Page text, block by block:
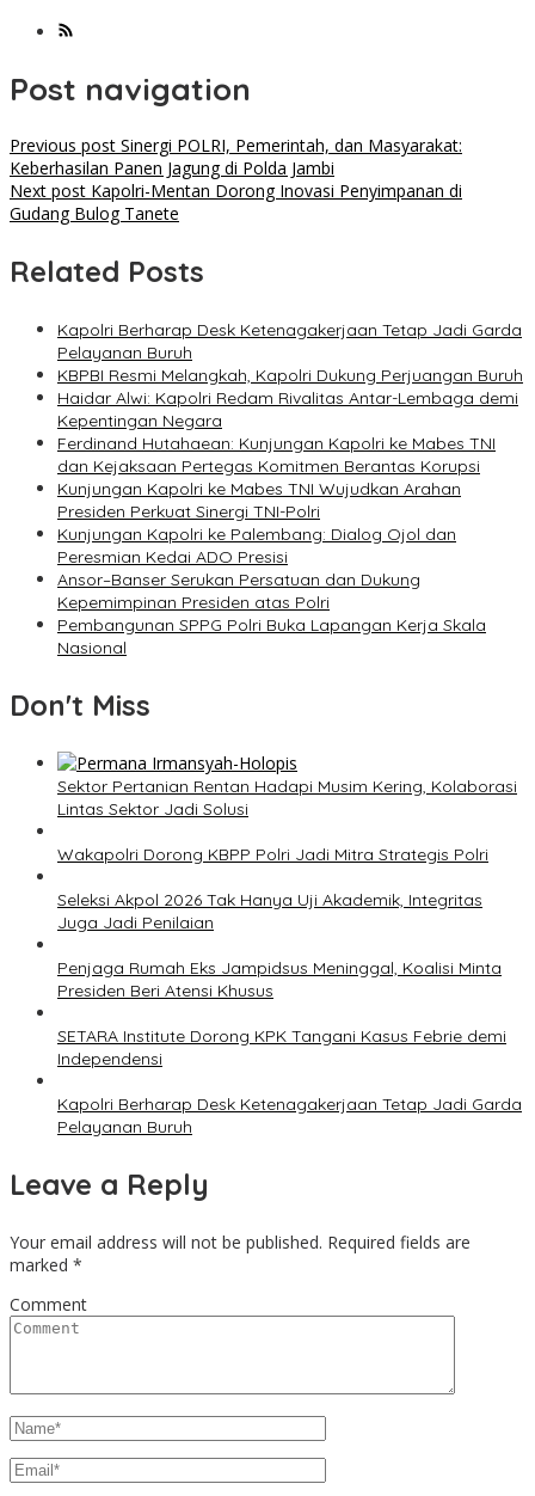
Post navigation
Previous post Sinergi POLRI, Pemerintah, dan Masyarakat:
Keberhasilan Panen Jagung di Polda Jambi
Next post Kapolri-Mentan Dorong Inovasi Penyimpanan di
Gudang Bulog Tanete
Related Posts
Kapolri Berharap Desk Ketenagakerjaan Tetap Jadi Garda
Pelayanan Buruh
KBPBI Resmi Melangkah, Kapolri Dukung Perjuangan Buruh
Haidar Alwi: Kapolri Redam Rivalitas Antar-Lembaga demi
Kepentingan Negara
Ferdinand Hutahaean: Kunjungan Kapolri ke Mabes TNI
dan Kejaksaan Pertegas Komitmen Berantas Korupsi
Kunjungan Kapolri ke Mabes TNI Wujudkan Arahan
Presiden Perkuat Sinergi TNI-Polri
Kunjungan Kapolri ke Palembang: Dialog Ojol dan
Peresmian Kedai ADO Presisi
Ansor–Banser Serukan Persatuan dan Dukung
Kepemimpinan Presiden atas Polri
Pembangunan SPPG Polri Buka Lapangan Kerja Skala
Nasional
Don't Miss
Sektor Pertanian Rentan Hadapi Musim Kering, Kolaborasi
Lintas Sektor Jadi Solusi
Wakapolri Dorong KBPP Polri Jadi Mitra Strategis Polri
Seleksi Akpol 2026 Tak Hanya Uji Akademik, Integritas
Juga Jadi Penilaian
Penjaga Rumah Eks Jampidsus Meninggal, Koalisi Minta
Presiden Beri Atensi Khusus
SETARA Institute Dorong KPK Tangani Kasus Febrie demi
Independensi
Kapolri Berharap Desk Ketenagakerjaan Tetap Jadi Garda
Pelayanan Buruh
Leave a Reply
Your email address will not be published. Required fields are
marked *
Comment